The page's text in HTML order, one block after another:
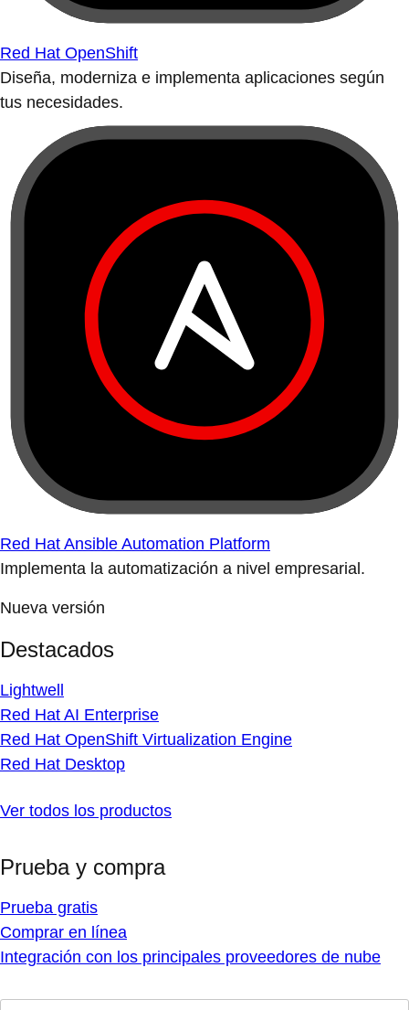
Red Hat OpenShift
Diseña, moderniza e implementa aplicaciones según
tus necesidades.
Red Hat Ansible Automation Platform
Implementa la automatización a nivel empresarial.
Nueva versión
Destacados
Lightwell
Red Hat AI Enterprise
Red Hat OpenShift Virtualization Engine
Red Hat Desktop
Ver todos los productos
Prueba y compra
Prueba gratis
Comprar en línea
Integración con los principales proveedores de nube